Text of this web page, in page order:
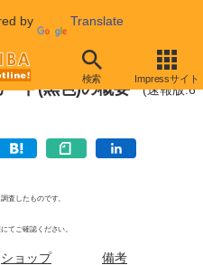
by Translate
検索 Impressサイト
ド(黒色)の概要(速報版:6
査したものです。
てご確認ください。
ショップ
備考